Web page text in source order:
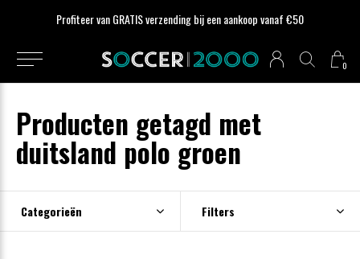
0
Profiteer van GRATIS verzending bij een aankoop vanaf €50
Producten getagd met
duitsland polo groen
Categorieën Filters